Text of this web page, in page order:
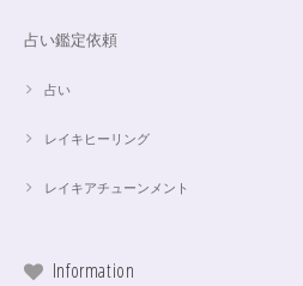
占い鑑定依頼
占い
レイキヒーリング
レイキアチューンメント
Information